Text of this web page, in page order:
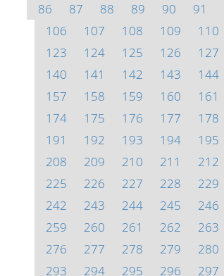
86
87 88 89 90 91
106
107 108 109 110
123
124 125 126 127
140
141 142 143 144
157
158 159 160 161
174
175 176 177 178
191
192 193 194 195
208
209 210 211 212
225
226 227 228 229
242
243 244 245 246
259
260 261 262 263
276
277 278 279 280
293
294 295 296 297